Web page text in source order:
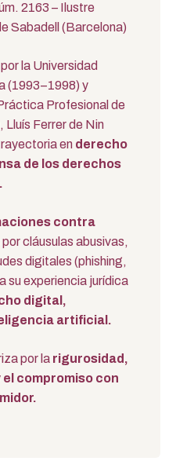
2163 – Ilustre
Sabadell (Barcelona)
la Universidad
(1993–1998) y
Profesional de
Ferrer de Nin
en derecho
de los derechos
contra
por cláusulas abusivas,
digitales (phishing,
su experiencia jurídica
digital,
artificial.
por la rigurosidad,
compromiso con